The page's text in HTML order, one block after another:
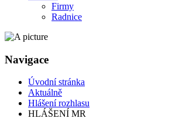
Firmy
Radnice
Navigace
Úvodní stránka
Aktuálně
Hlášení rozhlasu
HLÁŠENÍ MR